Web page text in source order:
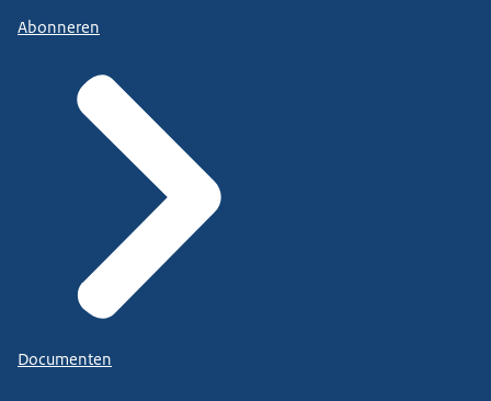
Abonneren
Documenten